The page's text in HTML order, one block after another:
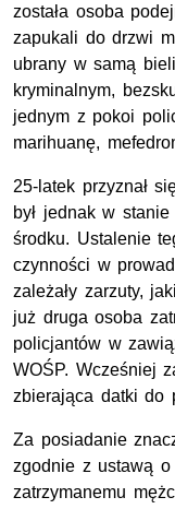
została osoba
zapukali do drzwi
ubrany w samą
kryminalnym,
jednym z pokoi
marihuanę,
25-latek przyznał
był jednak w
środku. Ustalenie
czynności w
zależały zarzuty,
już druga osoba
policjantów w
WOŚP. Wcześniej
zbierająca datki do
Za posiadanie
zgodnie z ustawą o
zatrzymanemu